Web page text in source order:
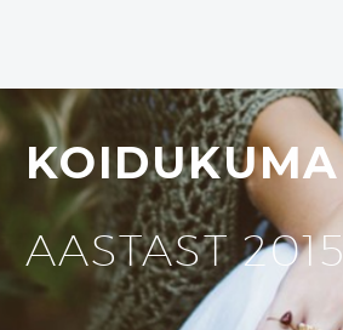
KOIDUKUMA
AASTAST 2015